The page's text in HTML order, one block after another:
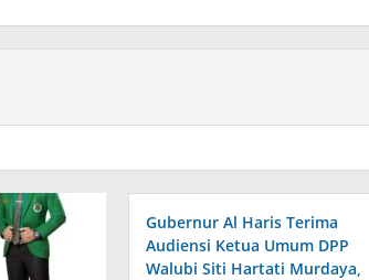
Gubernur Al Haris Terima
Audiensi Ketua Umum DPP
Walubi Siti Hartati Murdaya,